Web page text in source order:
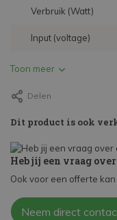
Verbruik (Watt)
Input (voltage)
Toon meer
Delen
Dit product is ook
Heb jij een vraag
Ook voor een offerte
Neem direct